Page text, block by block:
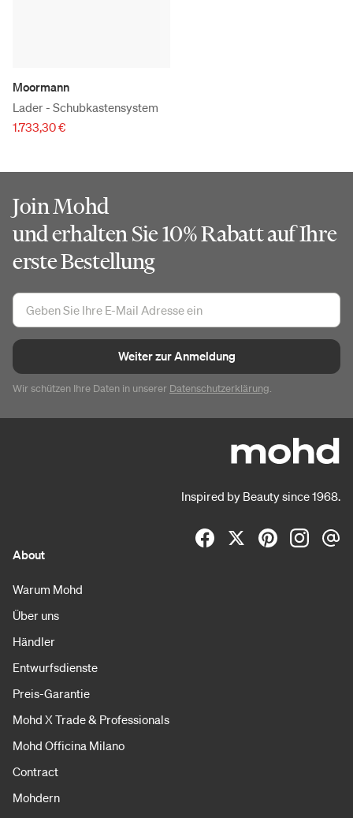
Moormann
Lader - Schubkastensystem
1.733,30 €
Join Mohd
und erhalten Sie 10% Rabatt auf Ihre
erste Bestellung
Weiter zur Anmeldung
Wir schützen Ihre Daten in unserer Datenschutzerklärung.
Inspired by Beauty since 1968.
About
Warum Mohd
Über uns
Händler
Entwurfsdienste
Preis-Garantie
Mohd X Trade & Professionals
Mohd Officina Milano
Contract
Mohdern